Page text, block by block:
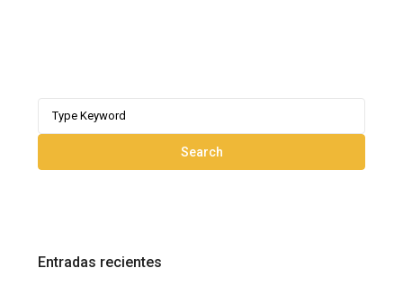
Search
Entradas recientes